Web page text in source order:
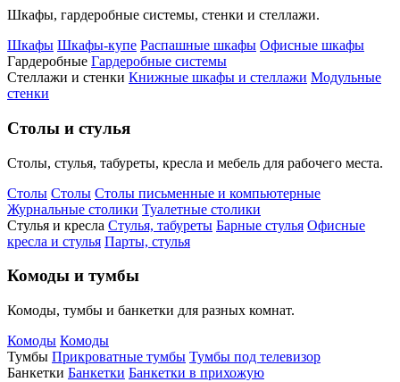
Шкафы, гардеробные системы, стенки и стеллажи.
Шкафы Шкафы-купе Распашные шкафы Офисные шкафы
Гардеробные Гардеробные системы
Стеллажи и стенки Книжные шкафы и стеллажи Модульные
стенки
Столы и стулья
Столы, стулья, табуреты, кресла и мебель для рабочего места.
Столы Столы Столы письменные и компьютерные
Журнальные столики Туалетные столики
Стулья и кресла Стулья, табуреты Барные стулья Офисные
кресла и стулья Парты, стулья
Комоды и тумбы
Комоды, тумбы и банкетки для разных комнат.
Комоды Комоды
Тумбы Прикроватные тумбы Тумбы под телевизор
Банкетки Банкетки Банкетки в прихожую